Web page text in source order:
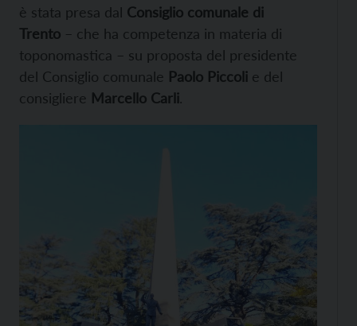
è stata presa dal Consiglio comunale di
Trento – che ha competenza in materia di
toponomastica – su proposta del presidente
del Consiglio comunale Paolo Piccoli e del
consigliere Marcello Carli.